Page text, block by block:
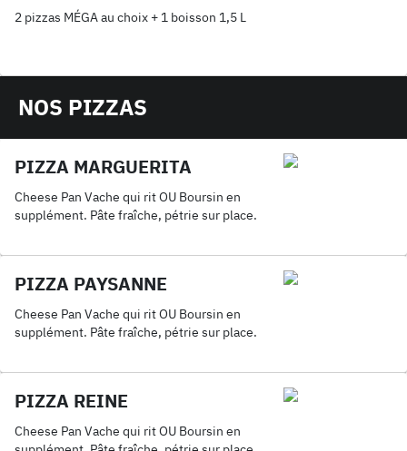
2 pizzas MÉGA au choix + 1 boisson 1,5 L
NOS PIZZAS
PIZZA MARGUERITA
Cheese Pan Vache qui rit OU Boursin en
supplément. Pâte fraîche, pétrie sur place.
PIZZA PAYSANNE
Cheese Pan Vache qui rit OU Boursin en
supplément. Pâte fraîche, pétrie sur place.
PIZZA REINE
Cheese Pan Vache qui rit OU Boursin en